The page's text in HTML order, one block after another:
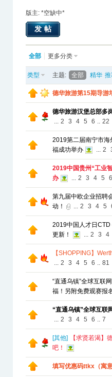
版主: *空缺中*
发帖
全部 更多分类
类型 主题: 全部 精华
德华旅游第15期导游
德华旅游汉堡总部多
... 2 3 4 5 6 .. 22
2019第二届南宁市海
福成功举办
... 2
2019中国贵州“工业
办
... 2 3 4 5 6
第九届中欧企业招聘
动！
... 2 3 4 5
2019中国人才日
更新！
... 2 3 4
【SHOPPING】
... 2 3 4 5 6 .. 81
“直通乌镇”全球互联
福！另附免费观赛报
“直通乌镇”全球互联
... 2 3 4 5 6 .. 7
[其他]
【求贤若渴】
吧！
填写优惠码ttkx（寓